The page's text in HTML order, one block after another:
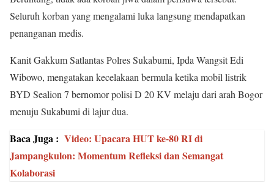
Seluruh korban yang mengalami luka langsung mendapatkan
penanganan medis.
Kanit Gakkum Satlantas Polres Sukabumi, Ipda Wangsit Edi
Wibowo, mengatakan kecelakaan bermula ketika mobil listrik
BYD Sealion 7 bernomor polisi D 20 KV melaju dari arah Bogor
menuju Sukabumi di lajur dua.
Baca Juga : Video: Upacara HUT ke-80 RI di
Jampangkulon: Momentum Refleksi dan Semangat
Kolaborasi